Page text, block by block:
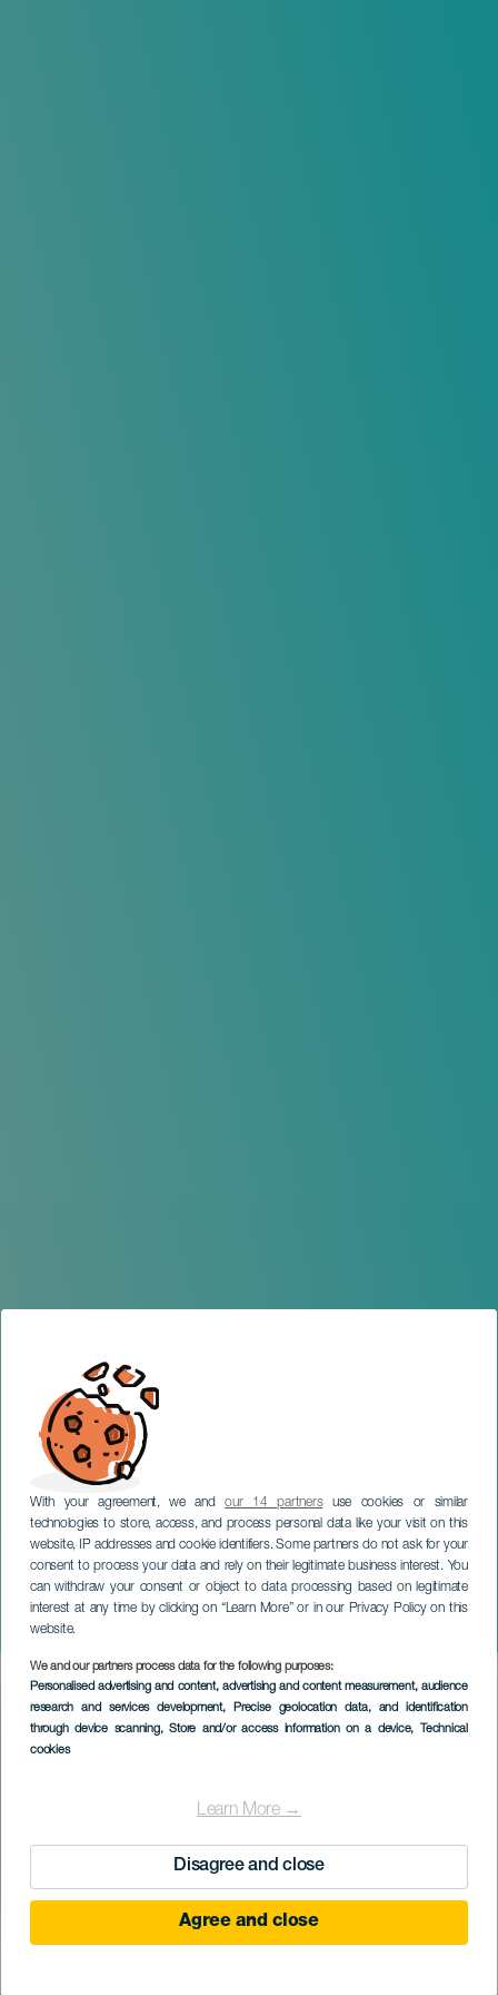
With your agreement, we andour 14 partnersuse cookies or similar
technologies to store, access, and process personal data like your visit on this
website, IP addresses and cookie identifiers. Some partners do not ask for your
consent to process your data and rely on their legitimate business interest. You
can withdraw your consent or object to data processing based on legitimate
interest at any time by clicking on “Learn More” or in our Privacy Policy on this
website.
We and our partners process data for the following purposes:
Personalised advertising and content, advertising and content measurement, audience
research and services development, Precise geolocation data, and identification
through device scanning, Store and/or access information on a device, Technical
cookies
Learn More →
Disagree and close
Agree and close
Carmen, nada de nadie
GRAN CANARIA
Imagen
Listado